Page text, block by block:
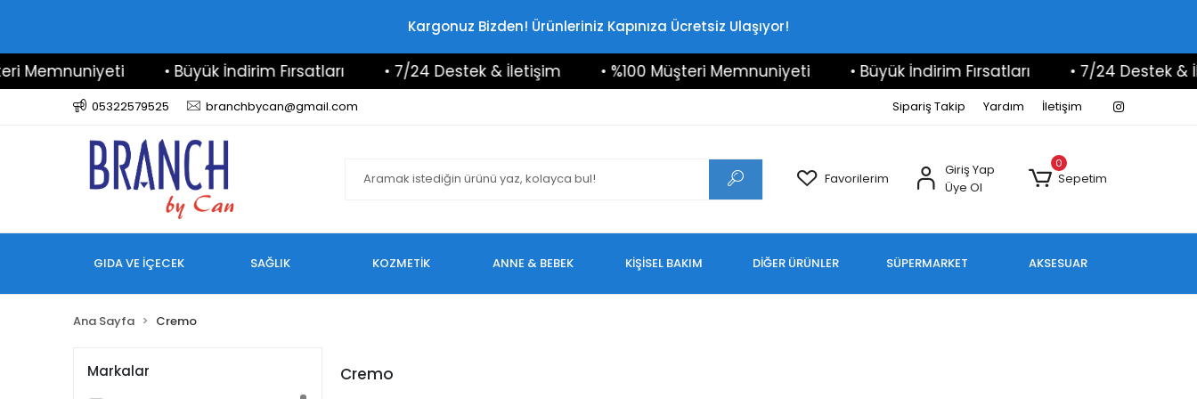
Kargonuz Bizden! Ürünleriniz Kapınıza Ücretsiz Ulaşıyor!
Memnuniyeti • Büyük İndirim Fırsatları • 7/24 Destek & İletişim • %100 Müşteri Memnuniyeti • Büyük İndirim Fırsatları • 7/24 Destek &
05322579525 branchbycan@gmail.com Sipariş Takip Yardım İletişim
Favorilerim
Giriş Yap
Üye Ol
0
Sepetim
GIDA VE İÇECEK SAĞLIK KOZMETİK ANNE & BEBEK KİŞİSEL BAKIM DİĞER ÜRÜNLER SÜPERMARKET AKSESUAR
Ana Sayfa Cremo
Markalar Cremo